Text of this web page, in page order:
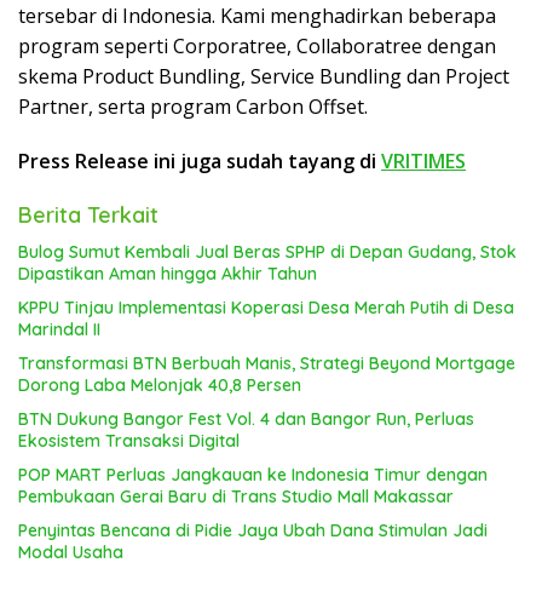
tersebar di Indonesia. Kami menghadirkan beberapa
program seperti Corporatree, Collaboratree dengan
skema Product Bundling, Service Bundling dan Project
Partner, serta program Carbon Offset.
Press Release ini juga sudah tayang di VRITIMES
Berita Terkait
Bulog Sumut Kembali Jual Beras SPHP di Depan Gudang, Stok
Dipastikan Aman hingga Akhir Tahun
KPPU Tinjau Implementasi Koperasi Desa Merah Putih di Desa
Marindal II
Transformasi BTN Berbuah Manis, Strategi Beyond Mortgage
Dorong Laba Melonjak 40,8 Persen
BTN Dukung Bangor Fest Vol. 4 dan Bangor Run, Perluas
Ekosistem Transaksi Digital
POP MART Perluas Jangkauan ke Indonesia Timur dengan
Pembukaan Gerai Baru di Trans Studio Mall Makassar
Penyintas Bencana di Pidie Jaya Ubah Dana Stimulan Jadi
Modal Usaha